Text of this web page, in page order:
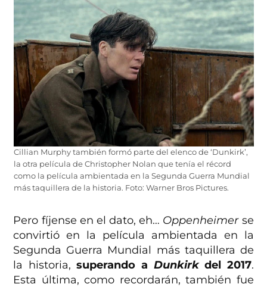
Cillian Murphy también formó parte del elenco de ‘Dunkirk’,
la otra película de Christopher Nolan que tenía el récord
como la película ambientada en la Segunda Guerra Mundial
más taquillera de la historia. Foto: Warner Bros Pictures.
Pero fíjense en el dato, eh… Oppenheimerse
convirtió en la película ambientada en la
Segunda Guerra Mundial más taquillera de
la historia,superando a Dunkirkdel 2017.
Esta última, como recordarán, también fue